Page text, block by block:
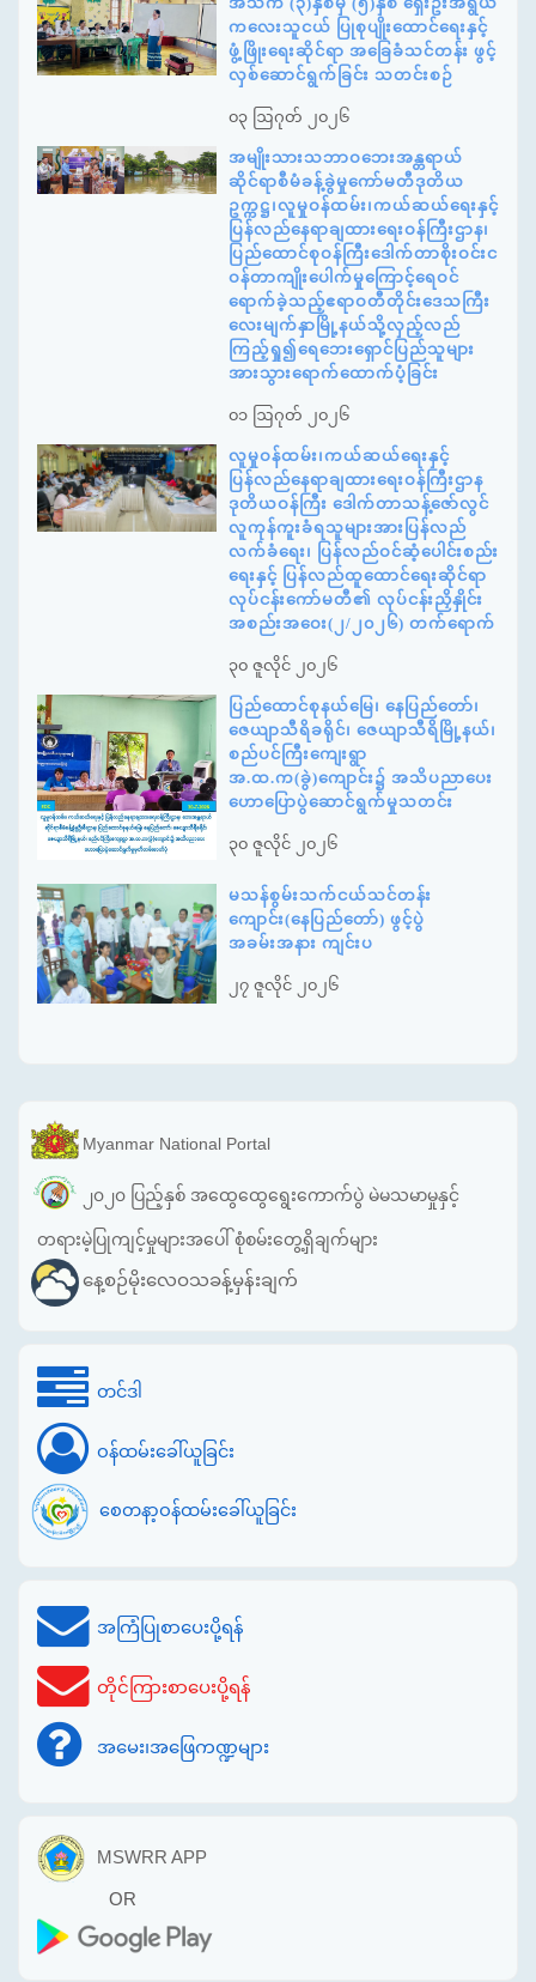
ကလေးသူငယ် ပြုစုပျိုးထောင်ရေးနှင့်
ဖွံ့ဖြိုးရေးဆိုင်ရာ အခြေခံသင်တန်း ဖွင့်
လှစ်ဆောင်ရွက်ခြင်း သတင်းစဉ်
၀၃ ဩဂုတ် ၂၀၂၆
အမျိုးသားသဘာဝဘေးအန္တရာယ်
ဆိုင်ရာစီမံခန့်ခွဲမှုကော်မတီဒုတိယ
ဥက္ကဋ္ဌ၊လူမှုဝန်ထမ်း၊ကယ်ဆယ်ရေးနှင့်
ပြန်လည်နေရာချထားရေးဝန်ကြီးဌာန၊
ပြည်ထောင်စုဝန်ကြီးဒေါက်တာစိုးဝင်းင
ဝန်တာကျိုးပေါက်မှုကြောင့်ရေဝင်
ရောက်ခဲ့သည့်ဧရာဝတီတိုင်းဒေသကြီး
လေးမျက်နှာမြို့နယ်သို့လှည့်လည်
ကြည့်ရှု၍ရေဘေးရှောင်ပြည်သူများ
အားသွားရောက်ထောက်ပံ့ခြင်း
၀၁ ဩဂုတ် ၂၀၂၆
လူမှုဝန်ထမ်း၊ကယ်ဆယ်ရေးနှင့်
ပြန်လည်နေရာချထားရေးဝန်ကြီးဌာန
ဒုတိယဝန်ကြီး ဒေါက်တာသန့်ဇော်လွင်
လူကုန်ကူးခံရသူများအားပြန်လည်
လက်ခံရေး၊ ပြန်လည်ဝင်ဆံ့ပေါင်းစည်း
ရေးနှင့် ပြန်လည်ထူထောင်ရေးဆိုင်ရာ
လုပ်ငန်းကော်မတီ၏ လုပ်ငန်းညှိနှိုင်း
အစည်းအဝေး(၂/၂၀၂၆) တက်ရောက်
၃၀ ဇူလိုင် ၂၀၂၆
ပြည်ထောင်စုနယ်မြေ၊ နေပြည်တော်၊
ဇေယျာသီရိခရိုင်၊ ဇေယျာသီရိမြို့နယ်၊
စည်ပင်ကြီးကျေးရွာ
အ.ထ.က(ခွဲ)ကျောင်း၌ အသိပညာပေး
ဟောပြောပွဲဆောင်ရွက်မှုသတင်း
၃၀ ဇူလိုင် ၂၀၂၆
မသန်စွမ်းသက်ငယ်သင်တန်း
ကျောင်း(နေပြည်တော်) ဖွင့်ပွဲ
အခမ်းအနား ကျင်းပ
၂၇ ဇူလိုင် ၂၀၂၆
Myanmar National Portal
၂၀၂၀ ပြည့်နှစ် အထွေထွေရွေးကောက်ပွဲ မဲမသမာမှုနှင့်
တရားမဲ့ပြုကျင့်မှုများအပေါ် စုံစမ်းတွေ့ရှိချက်များ
နေ့စဉ်မိုးလေဝသခန့်မှန်းချက်
တင်ဒါ
ဝန်ထမ်းခေါ်ယူခြင်း
စေတနာ့ဝန်ထမ်းခေါ်ယူခြင်း
အကြံပြုစာပေးပို့ရန်
တိုင်ကြားစာပေးပို့ရန်
အမေး၊အဖြေကဏ္ဍများ
MSWRR APP
OR